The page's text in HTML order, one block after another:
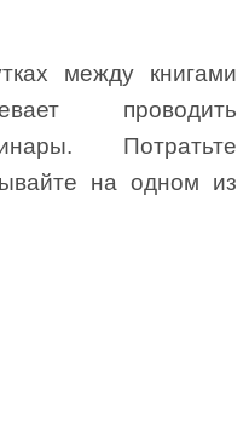
между книгами
проводить
Потратьте
на одном из